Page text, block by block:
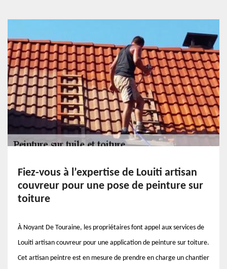
Fiez-vous à l’expertise de Louiti artisan
couvreur pour une pose de peinture sur
toiture
À Noyant De Touraine, les propriétaires font appel aux services de
Louiti artisan couvreur pour une application de peinture sur toiture.
Cet artisan peintre est en mesure de prendre en charge un chantier